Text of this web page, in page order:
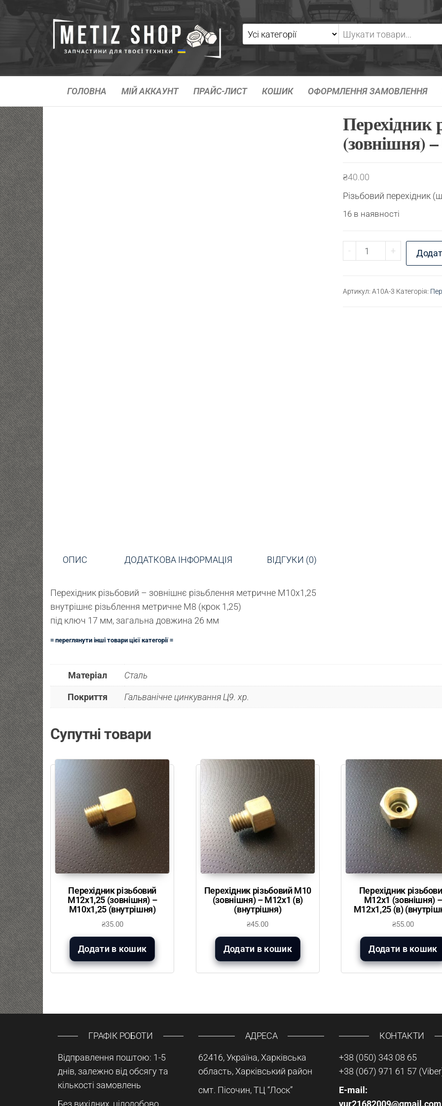
ГОЛОВНА МІЙ АККАУНТ ПРАЙС-ЛИСТ КОШИК ОФОРМЛЕННЯ ЗАМОВЛЕННЯ
Перехідник
(зовнішня)
₴40.00
Різьбовий перехідник
16 в наявності
- Перехідник
+
Артикул: A10A-3 Категорія:
ОПИС ДОДАТКОВА ІНФОРМАЦІЯ ВІДГУКИ (0)
Перехідник різьбовий – зовнішнє різьблення метричне М10х1,25
внутрішнє різьблення метричне М8 (крок 1,25)
під ключ 17 мм, загальна довжина 26 мм
≡ переглянути інші товари цієї категорії ≡
Матеріал Сталь
Покриття Гальванічне цинкування Ц9. хр.
Супутні товари
Перехідник різьбовий
М12х1,25 (зовнішня) –
М10х1,25 (внутрішня)
₴35.00
Додати в кошик
Перехідник різьбовий М10
(зовнішня) – М12х1 (в)
(внутрішня)
₴45.00
Додати в кошик
Перехідник
М12х1 (зовнішня) –
М12х1,25 (в)
₴55.00
Додати в кошик
ГРАФІК РОБОТИ
Відправлення поштою: 1-5
днів, залежно від обсягу та
кількості замовлень
Без вихідних, цілодобово
АДРЕСА
62416, Україна, Харківська
область, Харківський район
смт. Пісочин, ТЦ “Лоск”
КОНТАКТИ
+38 (050) 343 08 65
+38 (067) 971 61 57
E-mail:
yur21682009@gmail.com